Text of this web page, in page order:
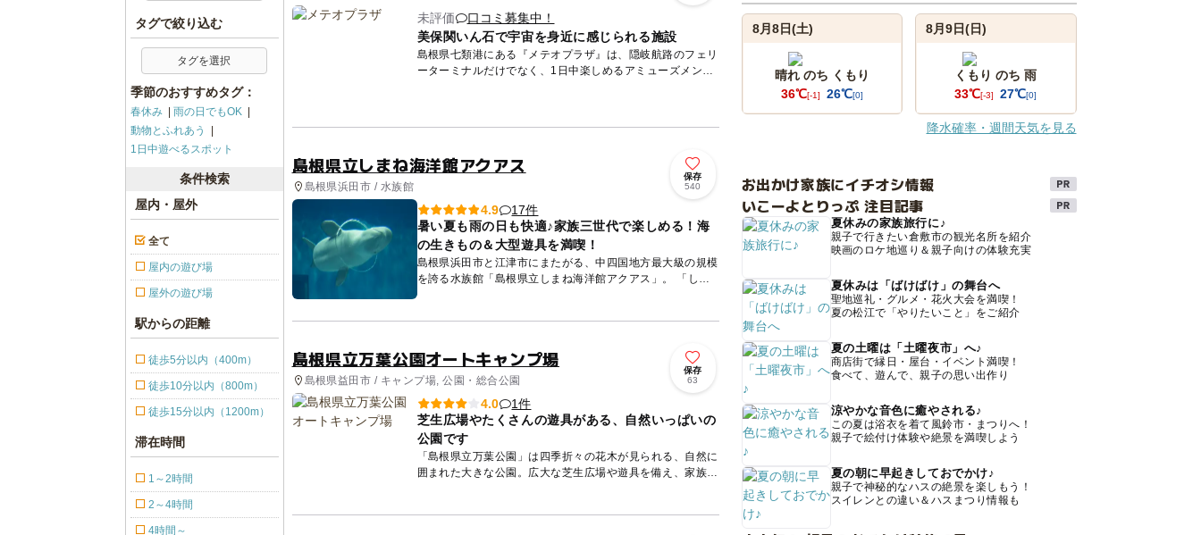
未評価
口コミ募集中！
美保関いん石で宇宙を身近に感じられる施設
島根県七類港にある『メテオプラザ』は、隠岐航路のフェリ
ーターミナルだけでなく、1日中楽しめるアミューズメント
島根県立しまね海洋館アクアス
島根県浜田市 / 水族館
保存
540
4.9
17件
暑い夏も雨の日も快適♪家族三世代で楽しめる！海
の生きもの＆大型遊具を満喫！
島根県浜田市と江津市にまたがる、中四国地方最大級の規模
を誇る水族館「島根県立しまね海洋館アクアス」。 「しま
ねの海から日本海、そして世界の海へ…」をコンセプトに、
島根県立万葉公園オートキャンプ場
島根県益田市 / キャンプ場, 公園・総合公園
保存
63
4.0
1件
芝生広場やたくさんの遊具がある、自然いっぱいの
公園です
「島根県立万葉公園」は四季折々の花木が見られる、自然に
囲まれた大きな公園。広大な芝生広場や遊具を備え、家族み
タグで絞り込む
タグを選択
季節のおすすめタグ：
春休み
雨の日でもOK
動物とふれあう
1日中遊べるスポット
条件検索
屋内・屋外
全て
屋内の遊び場
屋外の遊び場
駅からの距離
徒歩5分以内（400m）
徒歩10分以内（800m）
徒歩15分以内（1200m）
滞在時間
1～2時間
2～4時間
4時間～
8月8日(土)
晴れ のち くもり
36℃[-1] 26℃[0]
8月9日(日)
くもり のち 雨
33℃[-3] 27℃[0]
降水確率・週間天気を見る
お出かけ家族にイチオシ情報
いこーよとりっぷ 注目記事
夏休みの家族旅行に♪
親子で行きたい倉敷市の観光名所を紹介
映画のロケ地巡り＆親子向けの体験充実
夏休みは「ばけばけ」の舞台へ
聖地巡礼・グルメ・花火大会を満喫！
夏の松江で「やりたいこと」をご紹介
夏の土曜は「土曜夜市」へ♪
商店街で縁日・屋台・イベント満喫！
食べて、遊んで、親子の思い出作り
涼やかな音色に癒やされる♪
この夏は浴衣を着て風鈴市・まつりへ！
親子で絵付け体験や絶景を満喫しよう
夏の朝に早起きしておでかけ♪
親子で神秘的なハスの絶景を楽しもう！
スイレンとの違い＆ハスまつり情報も